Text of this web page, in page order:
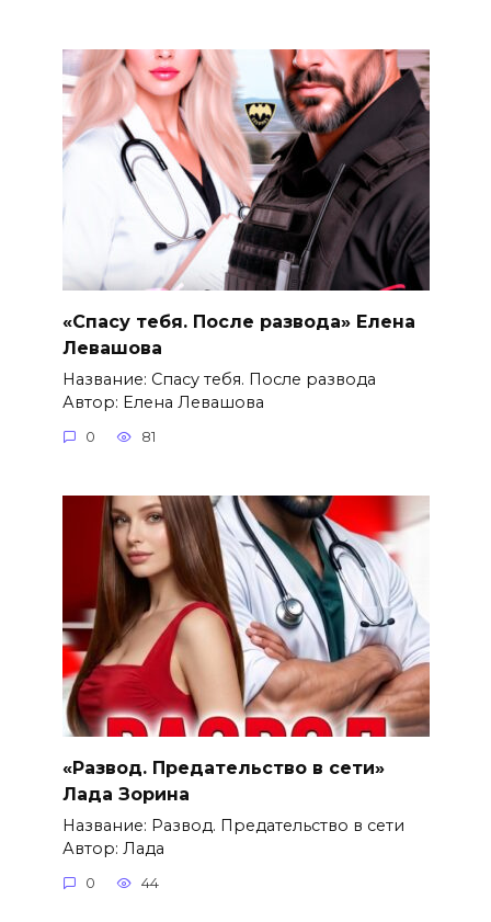
«Спасу тебя. После развода» Елена
Левашова
Название: Спасу тебя. После развода
Автор: Елена Левашова
0 81
«Развод. Предательство в сети»
Лада Зорина
Название: Развод. Предательство в сети
Автор: Лада
0 44